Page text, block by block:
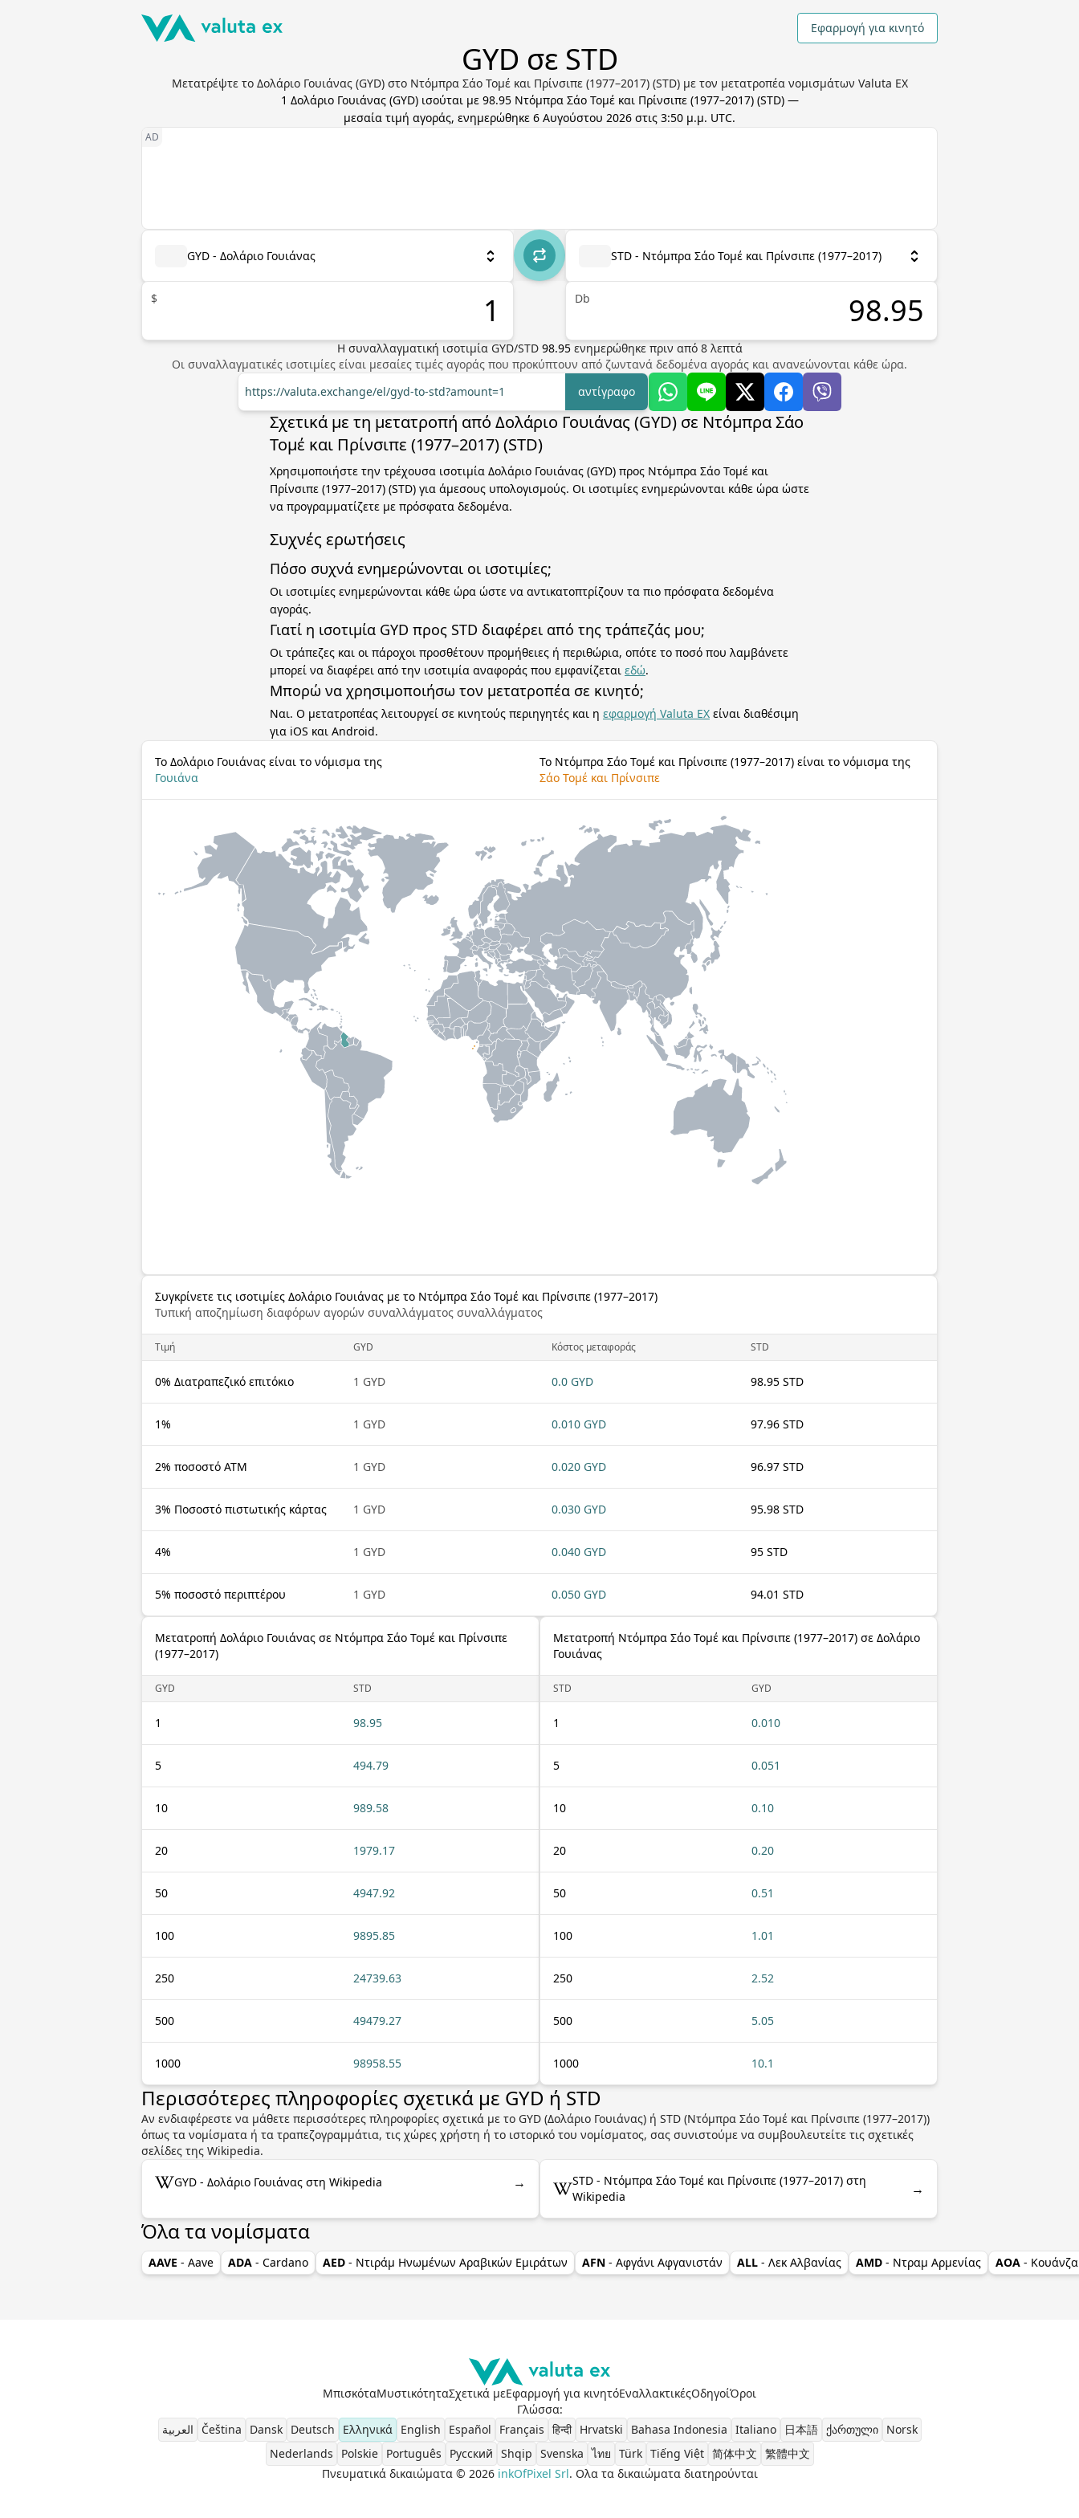
Εφαρμογή για κινητό
GYD σε STD
Μετατρέψτε το Δολάριο Γουιάνας (GYD) στο Ντόμπρα Σάο Τομέ και Πρίνσιπε (1977–2017) (STD) με τον μετατροπέα νομισμάτων Valuta EX
1 Δολάριο Γουιάνας(GYD) ισούται με 98.95 Ντόμπρα Σάο Τομέ και Πρίνσιπε (1977–2017)(STD) —
μεσαία τιμή αγοράς, ενημερώθηκε 6 Αυγούστου 2026 στις 3:50 μ.μ. UTC.
GYD - Δολάριο Γουιάνας
$
STD - Ντόμπρα Σάο Τομέ και Πρίνσιπε (1977–2017)
Db
Η συναλλαγματική ισοτιμία GYD/STD 98.95 ενημερώθηκε πριν από 8λεπτά
Οι συναλλαγματικές ισοτιμίες είναι μεσαίες τιμές αγοράς που προκύπτουν από ζωντανά δεδομένα αγοράς και ανανεώνονται κάθε ώρα.
https://valuta.exchange/el/gyd-to-std?amount=1
αντίγραφο
Σχετικά με τη μετατροπή από Δολάριο Γουιάνας (GYD) σε Ντόμπρα Σάο
Τομέ και Πρίνσιπε (1977–2017) (STD)
Χρησιμοποιήστε την τρέχουσα ισοτιμία Δολάριο Γουιάνας (GYD) προς Ντόμπρα Σάο Τομέ και
Πρίνσιπε (1977–2017) (STD) για άμεσους υπολογισμούς. Οι ισοτιμίες ενημερώνονται κάθε ώρα ώστε
να προγραμματίζετε με πρόσφατα δεδομένα.
Συχνές ερωτήσεις
Πόσο συχνά ενημερώνονται οι ισοτιμίες;
Οι ισοτιμίες ενημερώνονται κάθε ώρα ώστε να αντικατοπτρίζουν τα πιο πρόσφατα δεδομένα
αγοράς.
Γιατί η ισοτιμία GYD προς STD διαφέρει από της τράπεζάς μου;
Οι τράπεζες και οι πάροχοι προσθέτουν προμήθειες ή περιθώρια, οπότε το ποσό που λαμβάνετε
μπορεί να διαφέρει από την ισοτιμία αναφοράς που εμφανίζεται εδώ.
Μπορώ να χρησιμοποιήσω τον μετατροπέα σε κινητό;
Ναι. Ο μετατροπέας λειτουργεί σε κινητούς περιηγητές και η εφαρμογή Valuta EX είναι διαθέσιμη
για iOS και Android.
Το Δολάριο Γουιάνας είναι το νόμισμα της
Γουιάνα
Το Ντόμπρα Σάο Τομέ και Πρίνσιπε (1977–2017) είναι το νόμισμα της
Σάο Τομέ και Πρίνσιπε
Συγκρίνετε τις ισοτιμίες Δολάριο Γουιάνας με το Ντόμπρα Σάο Τομέ και Πρίνσιπε (1977–2017)
Τυπική αποζημίωση διαφόρων αγορών συναλλάγματος συναλλάγματος
Τιμή GYD Κόστος μεταφοράς STD
0% Διατραπεζικό επιτόκιο 1 GYD 0.0 GYD 98.95 STD
1% 1 GYD 0.010 GYD 97.96 STD
2% ποσοστό ΑΤΜ 1 GYD 0.020 GYD 96.97 STD
3% Ποσοστό πιστωτικής κάρτας 1 GYD 0.030 GYD 95.98 STD
4% 1 GYD 0.040 GYD 95 STD
5% ποσοστό περιπτέρου 1 GYD 0.050 GYD 94.01 STD
Μετατροπή Δολάριο Γουιάνας σε Ντόμπρα Σάο Τομέ και Πρίνσιπε
(1977–2017)
GYD STD
1 98.95
5 494.79
10 989.58
20 1979.17
50 4947.92
100 9895.85
250 24739.63
500 49479.27
1000 98958.55
Μετατροπή Ντόμπρα Σάο Τομέ και Πρίνσιπε (1977–2017) σε Δολάριο
Γουιάνας
STD GYD
1 0.010
5 0.051
10 0.10
20 0.20
50 0.51
100 1.01
250 2.52
500 5.05
1000 10.1
Περισσότερες πληροφορίες σχετικά με GYD ή STD
Αν ενδιαφέρεστε να μάθετε περισσότερες πληροφορίες σχετικά με το GYD (Δολάριο Γουιάνας) ή STD (Ντόμπρα Σάο Τομέ και Πρίνσιπε (1977–2017))
όπως τα νομίσματα ή τα τραπεζογραμμάτια, τις χώρες χρήστη ή το ιστορικό του νομίσματος, σας συνιστούμε να συμβουλευτείτε τις σχετικές
σελίδες της Wikipedia.
GYD - Δολάριο Γουιάνας στη Wikipedia →
STD - Ντόμπρα Σάο Τομέ και Πρίνσιπε (1977–2017) στη
Wikipedia
→
Όλα τα νομίσματα
AAVE - Aave ADA - Cardano AED - Ντιράμ Ηνωμένων Αραβικών Εμιράτων AFN - Αφγάνι Αφγανιστάν ALL - Λεκ Αλβανίας AMD - Ντραμ Αρμενίας AOA -
ΜπισκόταΜυστικότηταΣχετικά μεΕφαρμογή για κινητόΕναλλακτικέςΟδηγοίΌροι
Γλώσσα:
العربية
Čeština Dansk Deutsch Ελληνικά English Español Français हिन्दी Hrvatski Bahasa Indonesia Italiano 日本語 ქართული
Norsk
Nederlands
Polskie Português Pусский Shqip Svenska ไทย Türk Tiếng Việt 简体中文 繁體中文
Πνευματικά δικαιώματα © 2026 inkOfPixel Srl. Ολα τα δικαιώματα διατηρούνται